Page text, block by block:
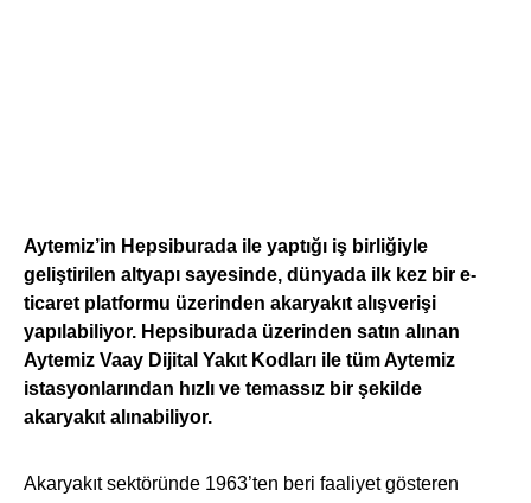
Aytemiz’in Hepsiburada ile yaptığı iş birliğiyle
geliştirilen altyapı sayesinde, dünyada ilk kez bir e-
ticaret platformu üzerinden akaryakıt alışverişi
yapılabiliyor. Hepsiburada üzerinden satın alınan
Aytemiz Vaay Dijital Yakıt Kodları ile tüm Aytemiz
istasyonlarından hızlı ve temassız bir şekilde
akaryakıt alınabiliyor.
Akaryakıt sektöründe 1963’ten beri faaliyet gösteren